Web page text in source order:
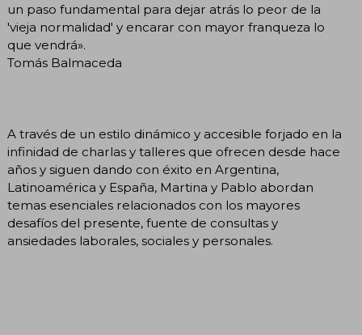
un paso fundamental para dejar atrás lo peor de la
'vieja normalidad' y encarar con mayor franqueza lo
que vendrá».
Tomás Balmaceda
A través de un estilo dinámico y accesible forjado en la
infinidad de charlas y talleres que ofrecen desde hace
años y siguen dando con éxito en Argentina,
Latinoamérica y España, Martina y Pablo abordan
temas esenciales relacionados con los mayores
desafíos del presente, fuente de consultas y
ansiedades laborales, sociales y personales.